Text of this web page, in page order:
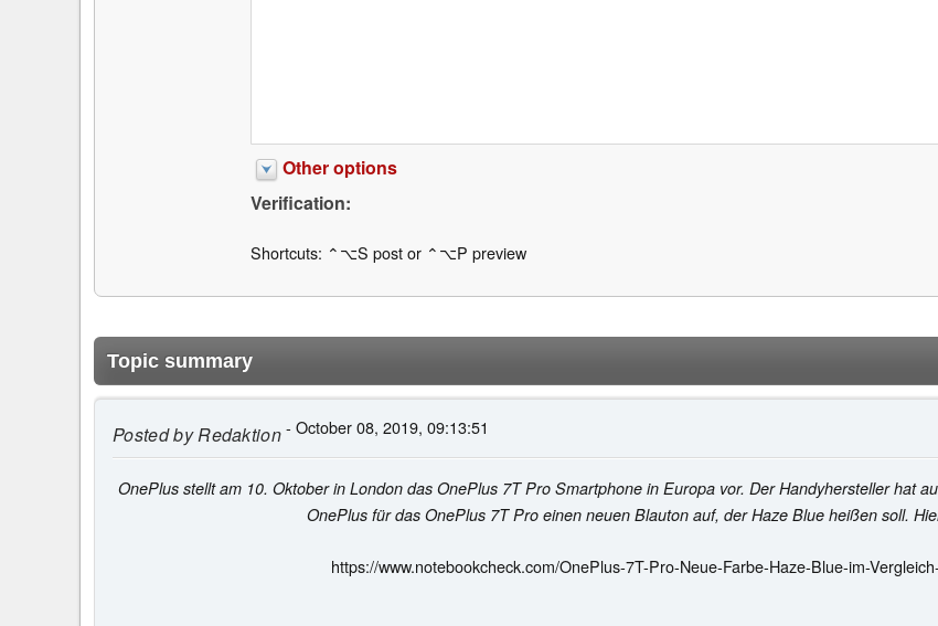
Other options
Verification:
Shortcuts: ⌃⌥S post or ⌃⌥P preview
Topic summary
Posted byRedaktion- October 08, 2019, 09:13:51
OnePlus stellt am 10. Oktober in London das OnePlus 7T Pro Smartphone in Europa vor. Der Handyhersteller hat
OnePlus für das OnePlus 7T Pro einen neuen Blauton auf, der Haze Blue heißen soll.
https://www.notebookcheck.com/OnePlus-7T-Pro-Neue-Farbe-Haze-Blue-im-